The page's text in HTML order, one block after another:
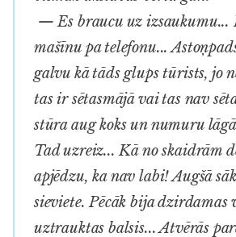
— Es braucu uz izsaukumu...
mašīnu pa telefonu...
galvu kā tāds glups tūrists, jo
tas ir sētasmājā vai tas nav
stūra aug koks un numuru
Tad uzreiz... Kā no skaidrām
apjēdzu, ka nav labi! Augšā
sieviete. Pēcāk bija dzirdamas
uztrauktas balsis... Atvērās